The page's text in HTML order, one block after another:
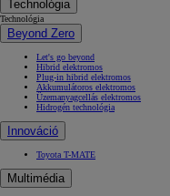
Technológia
Technológia
Beyond Zero
Let's go beyond
Hibrid elektromos
Plug-in hibrid elektromos
Akkumulátoros elektromos
Üzemanyagcellás elektromos
Hidrogén technológia
Innováció
Toyota T-MATE
Multimédia